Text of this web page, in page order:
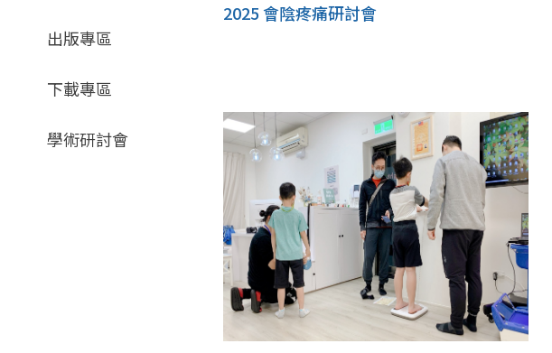
出版專區
下載專區
學術研討會
2025 會陰疼痛研討會